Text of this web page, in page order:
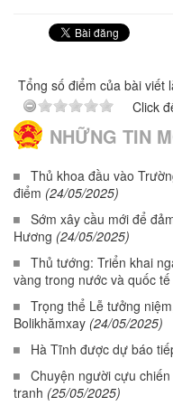
Tổng số điểm của bài viết
Click
NHỮNG TIN
Thủ khoa đầu vào
điểm (24/05/2025)
Sớm xây cầu mới để
Hương (24/05/2025)
Thủ tướng: Triển khai
vàng trong nước và quốc tế
Trọng thể Lễ tưởng
Bolikhămxay (24/05/2025)
Hà Tĩnh được dự báo
Chuyện người cựu
tranh (25/05/2025)